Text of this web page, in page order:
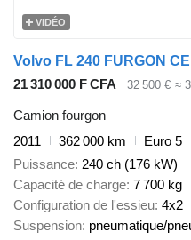
VIDÉO
Volvo FL 240 FURGON
21 310 000 F CFA
32 500 € ≈
Camion fourgon
2011
362 000 km
Euro 5
Puissance 240 ch (176 kW)
Capacité de charge 7 700 kg
Configuration de l'essieu 4x2
Suspension pneumatique/